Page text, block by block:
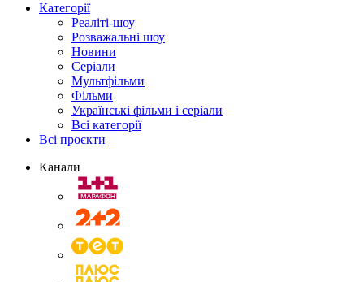
Категорії
Реаліті-шоу
Розважальні шоу
Новини
Серіали
Мультфільми
Фільми
Українські фільми і серіали
Всі категорії
Всі проєкти
Канали